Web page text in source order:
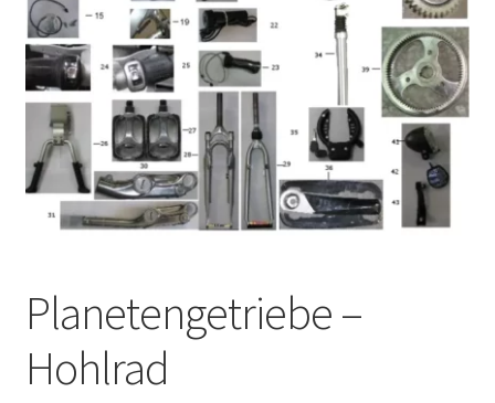
Planetengetriebe –
Hohlrad